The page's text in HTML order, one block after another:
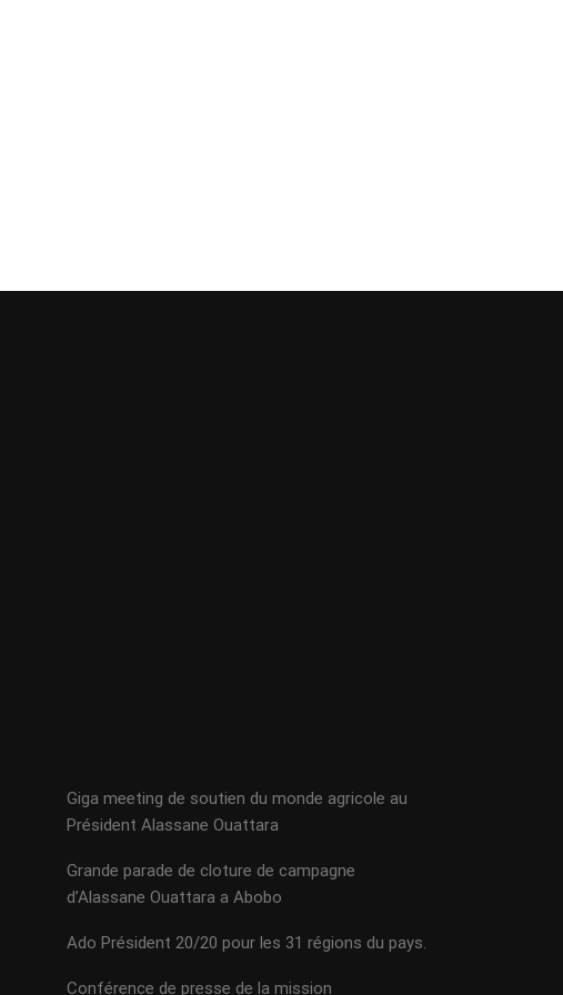
Giga meeting de soutien du monde agricole au
Président Alassane Ouattara
Grande parade de cloture de campagne
d’Alassane Ouattara a Abobo
Ado Président 20/20 pour les 31 régions du pays.
Conférence de presse de la mission